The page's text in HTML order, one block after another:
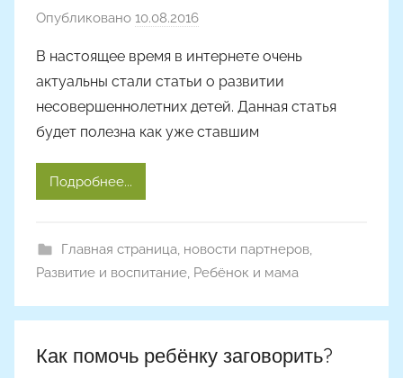
Опубликовано 10.08.2016
т
о
р
о
o
n
В настоящее время в интернете очень
актуальны стали статьи о развитии
несовершеннолетних детей. Данная статья
будет полезна как уже ставшим
Подробнее...
Главная страница, новости партнеров,
Развитие и воспитание, Ребёнок и мама
Как помочь ребёнку заговорить?